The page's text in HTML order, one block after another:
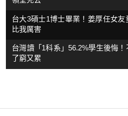
台大3碩士1博士畢業！姜厚任女
比我厲害
台灣讀「1科系」56.2%學生後悔
了窮又累